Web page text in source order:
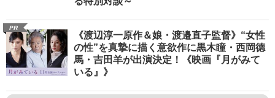
PR
《渡辺淳一原作＆娘・渡邉直子監督》“女性
の性”を真摯に描く意欲作に黒木瞳・西岡德
馬・吉田羊が出演決定！《映画『月がみて
いる』》